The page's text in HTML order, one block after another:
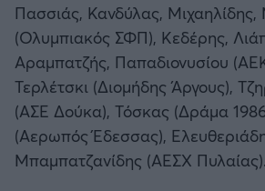
Πασσιάς, Κανδύλας, Μιχαηλίδης,
(Ολυμπιακός ΣΦΠ), Κεδέρης,
Αραμπατζής, Παπαδιονυσίου
Τερλέτσκι (Διομήδης Άργους),
(ΑΣΕ Δούκα), Τόσκας (Δράμα
(Αερωπός Έδεσσας),
Μπαμπατζανίδης (ΑΕΣΧ Πυλαίας).